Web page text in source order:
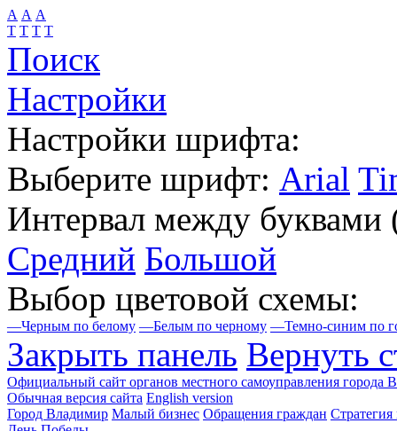
А А А
Т Т Т Т
Поиск
Настройки
Настройки шрифта:
Выберите шрифт: Arial
Интервал между буквами
Средний Большой
Выбор цветовой схемы:
—Черным по белому —Белым по черному —Темно-синим по
Закрыть панель Вернуть
Официальный сайт органов местного самоуправления города
Обычная версия сайта English version
Город Владимир Малый бизнес Обращения граждан Стратегия